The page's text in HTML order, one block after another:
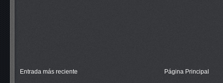
Entrada más reciente Página Principal